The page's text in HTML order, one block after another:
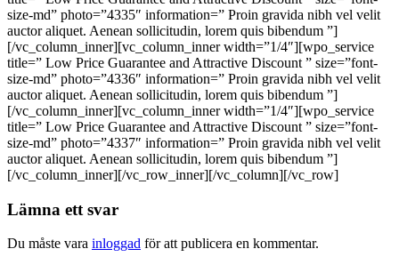
size-md” photo=”4335″ information=” Proin gravida nibh vel velit
auctor aliquet. Aenean sollicitudin, lorem quis bibendum ”]
[/vc_column_inner][vc_column_inner width=”1/4″][wpo_service
title=” Low Price Guarantee and Attractive Discount ” size=”font-
size-md” photo=”4336″ information=” Proin gravida nibh vel velit
auctor aliquet. Aenean sollicitudin, lorem quis bibendum ”]
[/vc_column_inner][vc_column_inner width=”1/4″][wpo_service
title=” Low Price Guarantee and Attractive Discount ” size=”font-
size-md” photo=”4337″ information=” Proin gravida nibh vel velit
auctor aliquet. Aenean sollicitudin, lorem quis bibendum ”]
[/vc_column_inner][/vc_row_inner][/vc_column][/vc_row]
Lämna ett svar
Du måste vara inloggad för att publicera en kommentar.